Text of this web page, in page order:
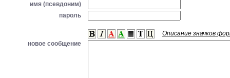
имя (псевдоним)
пароль
Описание значков
новое сообщение